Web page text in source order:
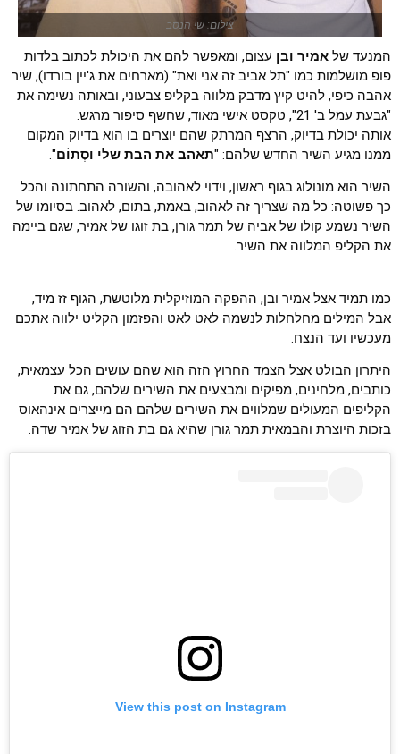
צילום: שי הנסב
המנעד של אמיר ובן עצום, ומאפשר להם את היכולת לכתוב בלדות
פופ מושלמות כמו "תל אביב זה אני ואת" (מארחים את ג'יין בורדו), שיר
אהבה כיפי, להיט קיץ מדבק מלווה בקליפ צבעוני, ובאותה נשימה את
"גבעת עמל ב' 21", טקסט אישי מאוד, שחשף סיפור מרגש.
אותה יכולת בדיוק, הרצף המרתק שהם יוצרים בו הוא בדיוק המקום
ממנו מגיע השיר החדש שלהם: "תאהב את הבת שלי וסְתוֹם".
השיר הוא מונולוג בגוף ראשון, וידוי לאהובה, והשורה התחתונה והכל
כך פשוטה: כל מה שצריך זה לאהוב, באמת, בתום, לאהוב. בסיומו של
השיר נשמע קולו של אביה של תמר גורן, בת זוגו של אמיר, שגם ביימה
את הקליפ המלווה את השיר.
כמו תמיד אצל אמיר ובן, ההפקה המוזיקלית מלוטשת, הגוף זז מיד,
אבל המילים מחלחלות לנשמה לאט לאט והפזמון הקליט ילווה אתכם
מעכשיו ועד הנצח.
היתרון הבולט אצל הצמד החרוץ הזה הוא שהם עושים הכל עצמאית,
כותבים, מלחינים, מפיקים ומבצעים את השירים שלהם, גם את
הקליפים המעולים שמלווים את השירים שלהם הם מייצרים אינהאוס
בזכות היוצרת והבמאית תמר גורן שהיא גם בת הזוג של אמיר שדה.
View this post on Instagram